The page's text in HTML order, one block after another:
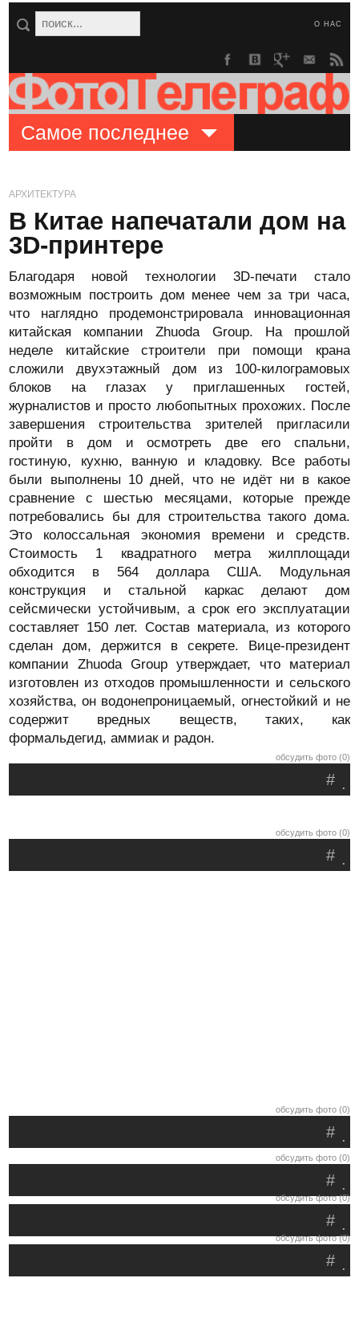
О НАС
Самое последнее
АРХИТЕКТУРА
В Китае напечатали дом на
3D-принтере
Благодаря новой технологии 3D-печати стало
возможным построить дом менее чем за три часа,
что наглядно продемонстрировала инновационная
китайская компании Zhuoda Group. На прошлой
неделе китайские строители при помощи крана
сложили двухэтажный дом из 100-килограмовых
блоков на глазах у приглашенных гостей,
журналистов и просто любопытных прохожих. После
завершения строительства зрителей пригласили
пройти в дом и осмотреть две его спальни,
гостиную, кухню, ванную и кладовку. Все работы
были выполнены 10 дней, что не идёт ни в какое
сравнение с шестью месяцами, которые прежде
потребовались бы для строительства такого дома.
Это колоссальная экономия времени и средств.
Стоимость 1 квадратного метра жилплощади
обходится в 564 доллара США. Модульная
конструкция и стальной каркас делают дом
сейсмически устойчивым, а срок его эксплуатации
составляет 150 лет. Состав материала, из которого
сделан дом, держится в секрете. Вице-президент
компании Zhuoda Group утверждает, что материал
изготовлен из отходов промышленности и сельского
хозяйства, он водонепроницаемый, огнестойкий и не
содержит вредных веществ, таких, как
формальдегид, аммиак и радон.
обсудить фото (0)
.
#
обсудить фото (0)
.
#
обсудить фото (0)
.
#
обсудить фото (0)
.
#
обсудить фото (0)
.
#
обсудить фото (0)
.
#